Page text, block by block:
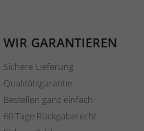
WIR GARANTIEREN
Sichere Lieferung
Qualitätsgarantie
Bestellen ganz einfach
60 Tage Rückgaberecht